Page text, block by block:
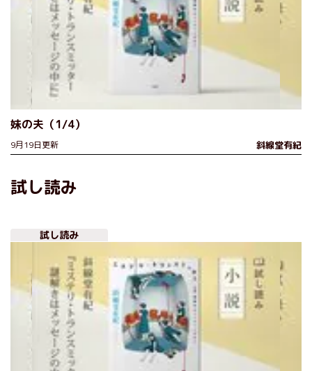
妹の夫（1/4）
9月19日更新 斜線堂有紀
試し読み
試し読み